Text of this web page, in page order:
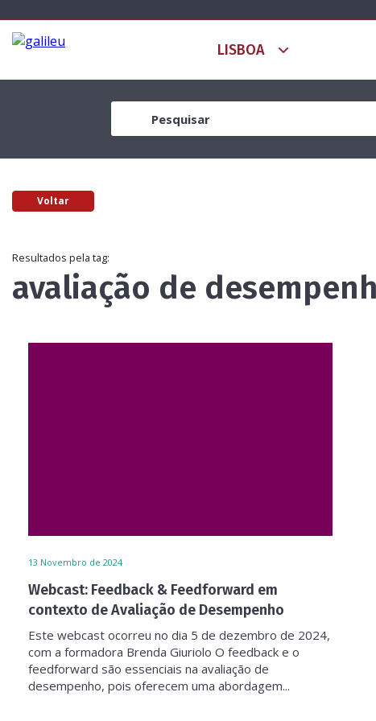
Voltar
Resultados pela tag:
avaliação de
13 Novembro de 2024
Webcast: Feedback & Feedforward em
contexto de Avaliação de Desempenho
Este webcast ocorreu no dia 5 de dezembro de 2024,
com a formadora Brenda Giuriolo O feedback e o
feedforward são essenciais na avaliação de
desempenho, pois oferecem uma abordagem...